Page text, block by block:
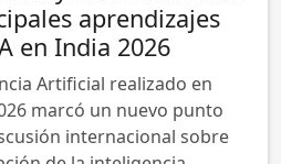
aprendizajes
en India 2026
Artificial realizado en
marcó un nuevo punto
internacional sobre